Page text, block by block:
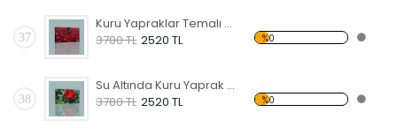
37
Kuru Yapraklar Temalı Kanvas Tablo
3780 TL 2520 TL %0
38
Su Altında Kuru Yaprak Kanvas Tablo
3780 TL 2520 TL %0